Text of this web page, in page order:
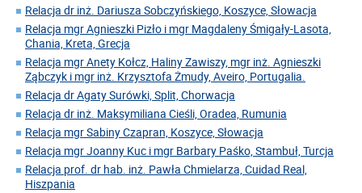
Relacja dr inż. Dariusza Sobczyńskiego, Koszyce, Słowacja
Relacja mgr Agnieszki Pizło i mgr Magdaleny Śmigały-Lasota,
Chania, Kreta, Grecja
Relacja mgr Anety Kołcz, Haliny Zawiszy, mgr inż. Agnieszki
Ząbczyk i mgr inż. Krzysztofa Żmudy, Aveiro, Portugalia.
Relacja dr Agaty Surówki, Split, Chorwacja
Relacja dr inż. Maksymiliana Cieśli, Oradea, Rumunia
Relacja mgr Sabiny Czapran, Koszyce, Słowacja
Relacja mgr Joanny Kuc i mgr Barbary Paśko, Stambuł, Turcja
Relacja prof. dr hab. inż. Pawła Chmielarza, Cuidad Real,
Hiszpania